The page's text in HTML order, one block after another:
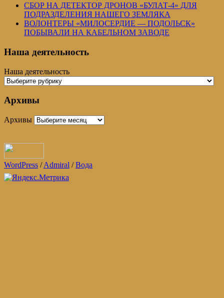
СБОР НА ДЕТЕКТОР ДРОНОВ «БУЛАТ-4» ДЛЯ
ПОДРАЗДЕЛЕНИЯ НАШЕГО ЗЕМЛЯКА
ВОЛОНТЕРЫ «МИЛОСЕРДИЕ — ПОДОЛЬСК»
ПОБЫВАЛИ НА КАБЕЛЬНОМ ЗАВОДЕ
Наша деятельность
Наша деятельность
Архивы
Архивы
WordPress /Admiral /Вода